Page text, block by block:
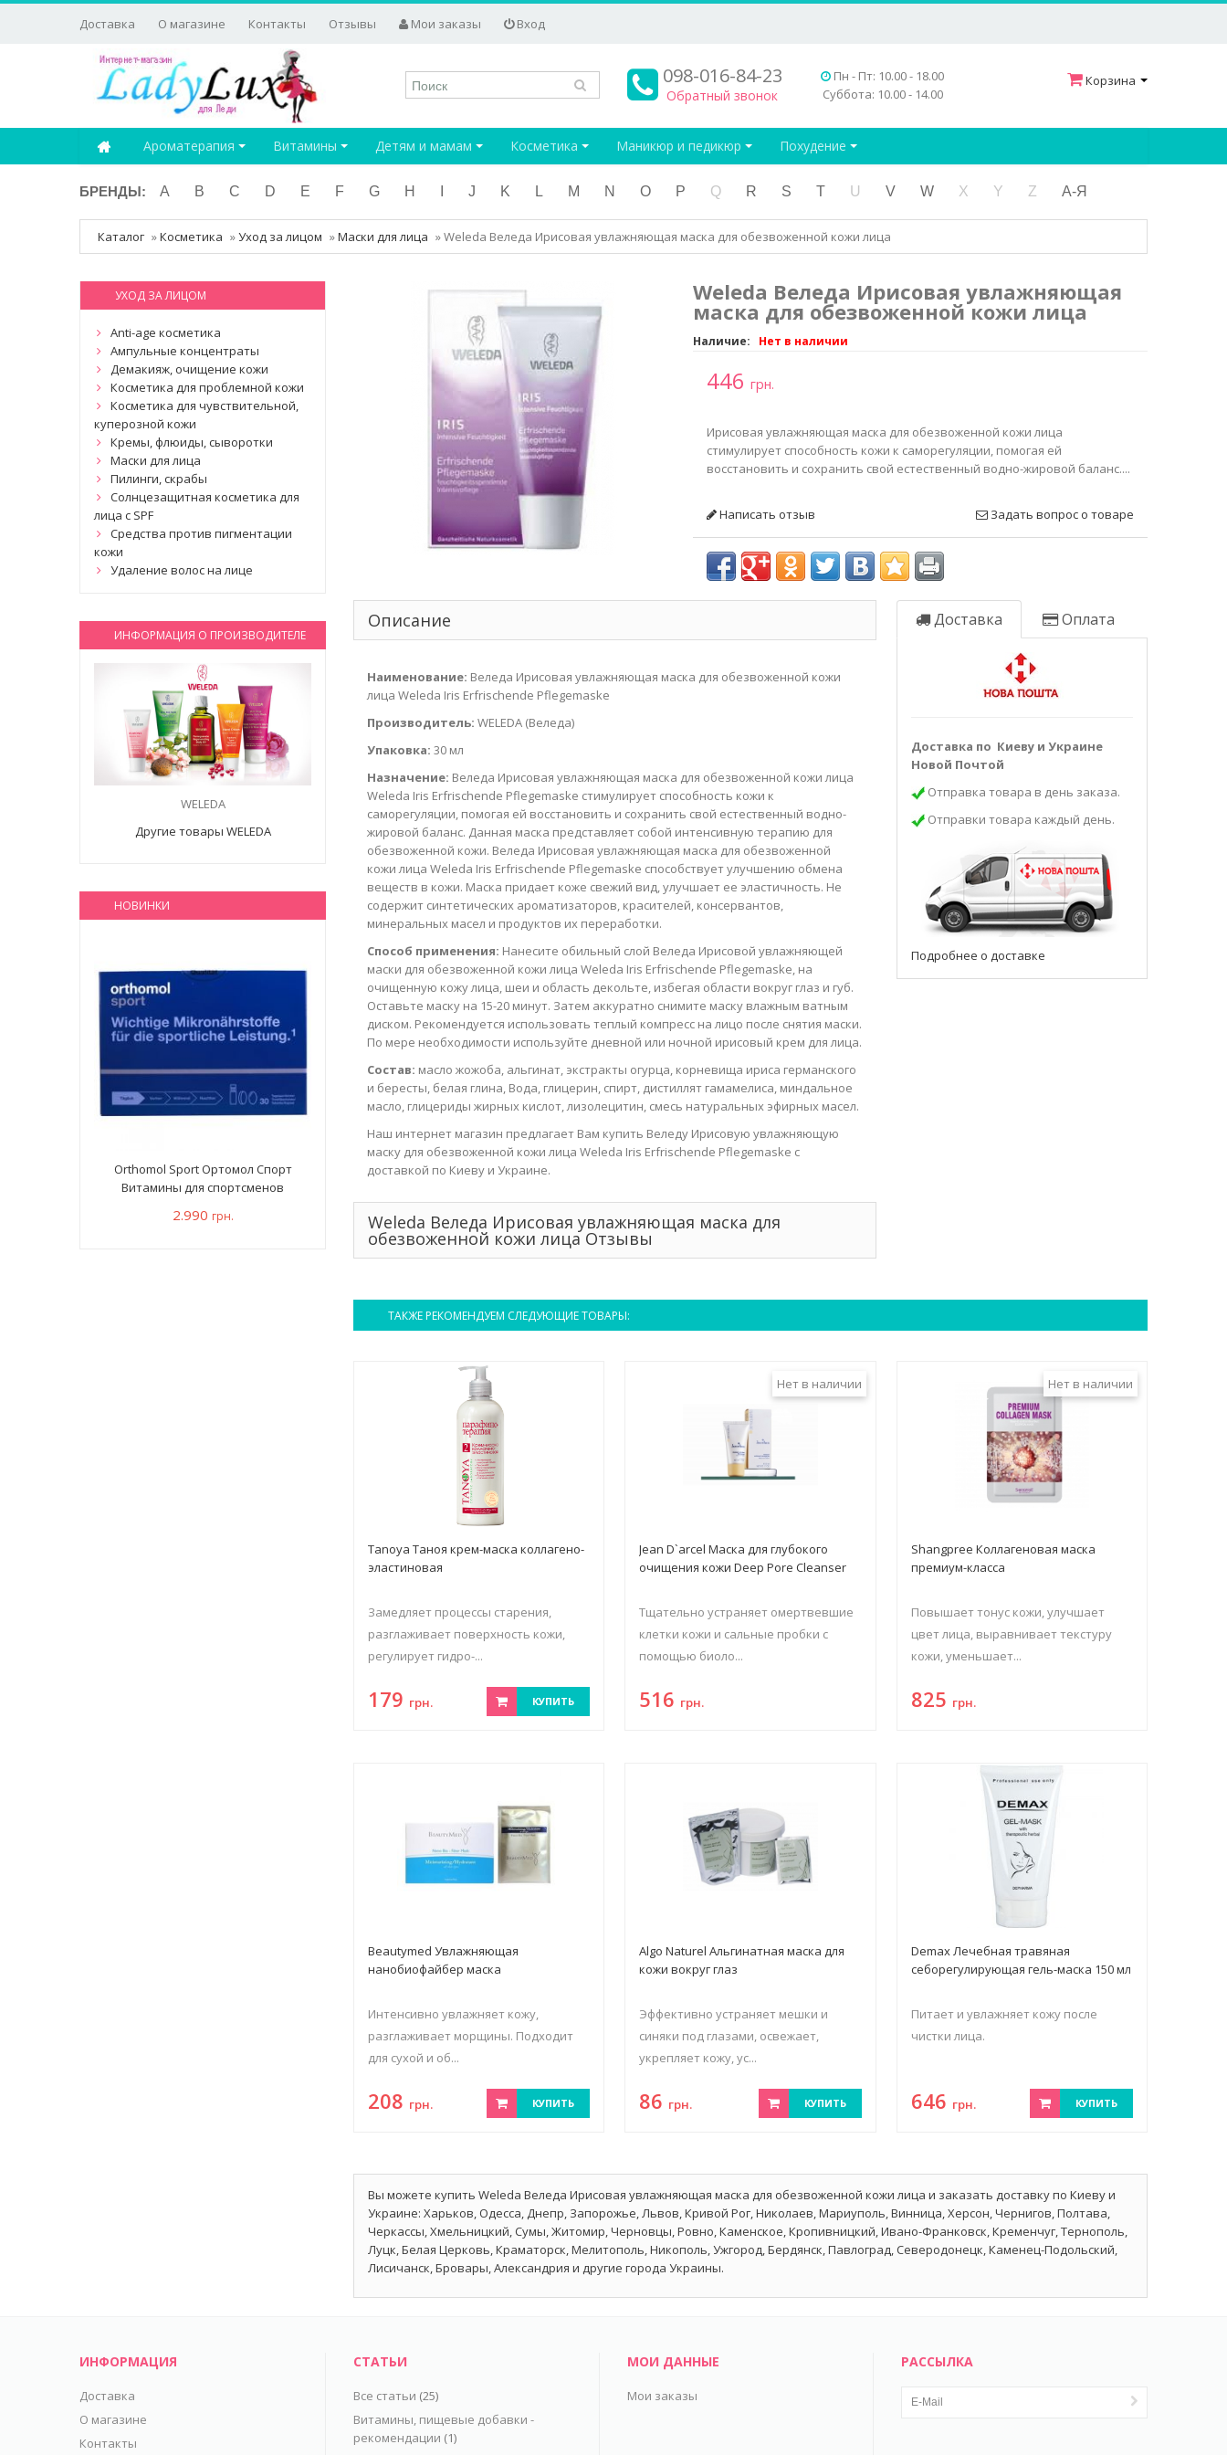
Доставка О магазине Контакты Отзывы Мои заказы Вход
098-016-84-23
Обратный звонок
Пн - Пт: 10.00 - 18.00
Суббота: 10.00 - 14.00
Корзина
Ароматерапия Витамины Детям и мамам Косметика Маникюр и педикюр Похудение
БРЕНДЫ: A B C D E F G H J K L M N O P Q R S T U V W X Y Z А-Я
Каталог »Косметика »Уход за лицом »Маски для лица »Weleda Веледа Ирисовая увлажняющая маска для обезвоженной кожи лица
Weleda Веледа Ирисовая увлажняющая
маска для обезвоженной кожи лица
Наличие: Нет в наличии
446 грн.
Ирисовая увлажняющая маска для обезвоженной кожи лица
стимулирует способность кожи к саморегуляции, помогая ей
восстановить и сохранить свой естественный водно-жировой баланс....
Написать отзыв Задать вопрос о товаре
Описание
Наименование: Веледа Ирисовая увлажняющая маска для обезвоженной кожи
лица Weleda Iris Erfrischende Pflegemaske
Производитель:WELEDA (Веледа)
Упаковка: 30 мл
Назначение: Веледа Ирисовая увлажняющая маска для обезвоженной кожи лица
Weleda Iris Erfrischende Pflegemaske стимулирует способность кожи к
саморегуляции, помогая ей восстановить и сохранить свой естественный водно-
жировой баланс. Данная маска представляет собой интенсивную терапию для
обезвоженной кожи. Веледа Ирисовая увлажняющая маска для обезвоженной
кожи лица Weleda Iris Erfrischende Pflegemaske способствует улучшению обмена
веществ в кожи. Маска придает коже свежий вид, улучшает ее эластичность. Не
содержит синтетических ароматизаторов, красителей, консервантов,
минеральных масел и продуктов их переработки.
Способ применения: Нанесите обильный слой Веледа Ирисовой увлажняющей
маски для обезвоженной кожи лица Weleda Iris Erfrischende Pflegemaske, на
очищенную кожу лица, шеи и область декольте, избегая области вокруг глаз и губ.
Оставьте маску на 15-20 минут. Затем аккуратно снимите маску влажным ватным
диском. Рекомендуется использовать теплый компресс на лицо после снятия маски.
По мере необходимости используйте дневной или ночной ирисовый крем для лица.
Состав: масло жожоба, альгинат, экстракты огурца, корневища ириса германского
и бересты, белая глина, Вода, глицерин, спирт, дистиллят гамамелиса, миндальное
масло, глицериды жирных кислот, лизолецитин, смесь натуральных эфирных масел.
Наш интернет магазин предлагает Вам купить Веледу Ирисовую увлажняющую
маску для обезвоженной кожи лица Weleda Iris Erfrischende Pflegemaske с
доставкой по Киеву и Украине.
Weleda Веледа Ирисовая увлажняющая маска для
обезвоженной кожи лица Отзывы
Доставка Оплата
Доставка по Киеву и Украине
Новой Почтой
Отправка товара в день заказа.
Отправки товара каждый день.
Подробнее о доставке
ТАКЖЕ РЕКОМЕНДУЕМ СЛЕДУЮЩИЕ ТОВАРЫ:
Tanoya Таноя крем-маска коллагено-
эластиновая
Замедляет процессы старения,
разглаживает поверхность кожи,
регулирует гидро-...
179 грн. КУПИТЬ
Нет в наличии
Jean D`arcel Маска для глубокого
очищения кожи Deep Pore Cleanser
Тщательно устраняет омертвевшие
клетки кожи и сальные пробки с
помощью биоло...
516 грн.
Нет в наличии
Shangpree Коллагеновая маска
премиум-класса
Повышает тонус кожи, улучшает
цвет лица, выравнивает текстуру
кожи, уменьшает...
825 грн.
Beautymed Увлажняющая
нанобиофайбер маска
Интенсивно увлажняет кожу,
разглаживает морщины. Подходит
для сухой и об...
208 грн. КУПИТЬ
Algo Naturel Альгинатная маска для
кожи вокруг глаз
Эффективно устраняет мешки и
синяки под глазами, освежает,
укрепляет кожу, ус...
86 грн. КУПИТЬ
Demax Лечебная травяная
себорегулирующая гель-маска 150 мл
Питает и увлажняет кожу после
чистки лица.
646 грн. КУПИТЬ
Вы можете купить Weleda Веледа Ирисовая увлажняющая маска для обезвоженной кожи лица и заказать доставку по Киеву и
Украине: Харьков, Одесса, Днепр, Запорожье, Львов, Кривой Рог, Николаев, Мариуполь, Винница, Херсон, Чернигов, Полтава,
Черкассы, Хмельницкий, Сумы, Житомир, Черновцы, Ровно, Каменское, Кропивницкий, Ивано-Франковск, Кременчуг, Тернополь,
Луцк, Белая Церковь, Краматорск, Мелитополь, Никополь, Ужгород, Бердянск, Павлоград, Северодонецк, Каменец-Подольский,
Лисичанск, Бровары, Александрия и другие города Украины.
УХОД ЗА ЛИЦОМ
Anti-age косметика
Ампульные концентраты
Демакияж, очищение кожи
Косметика для проблемной кожи
Косметика для чувствительной,
куперозной кожи
Кремы, флюиды, сыворотки
Маски для лица
Пилинги, скрабы
Солнцезащитная косметика для
лица с SPF
Средства против пигментации
кожи
Удаление волос на лице
ИНФОРМАЦИЯ О ПРОИЗВОДИТЕЛЕ
WELEDA
Другие товары WELEDA
НОВИНКИ
Orthomol Sport Ортомол Спорт
Витамины для спортсменов
2.990 грн.
ИНФОРМАЦИЯ
Доставка
О магазине
Контакты
СТАТЬИ
Все статьи (25)
Витамины, пищевые добавки -
рекомендации (1)
МОИ ДАННЫЕ
Мои заказы
РАССЫЛКА